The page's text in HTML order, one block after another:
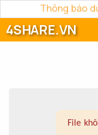
Thông báo
4SHARE.VN
File